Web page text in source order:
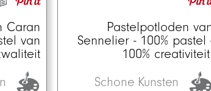
Caran
van
Pastelpotloden
Sennelier - 100% pastel
100%
Schone Kunsten